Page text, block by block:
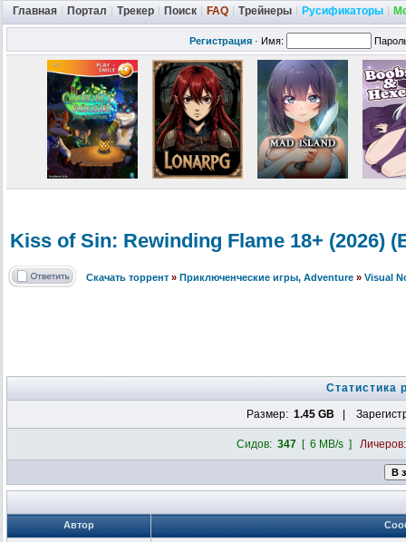
Главная Портал Трекер Поиск FAQ Трейнеры Русификаторы
Регистрация · Имя:
Kiss of Sin: Rewinding Flame 18+ (2026)
Скачать торрент » Приключенческие игры, Adventure » Visual
Статистика
Размер: 1.45 GB |
Сидов: 347[ 6 MB/s ]
Автор